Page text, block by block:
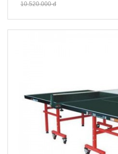
10.520.000 đ